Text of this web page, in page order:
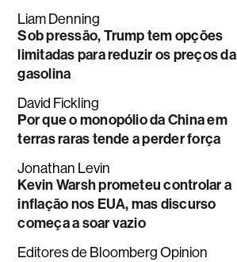
Liam Denning
Sob pressão, Trump tem opções
limitadas para reduzir os preços da
gasolina
David Fickling
Por que o monopólio da China em
terras raras tende a perder força
Jonathan Levin
Kevin Warsh prometeu controlar a
inflação nos EUA, mas discurso
começa a soar vazio
Editores de Bloomberg Opinion